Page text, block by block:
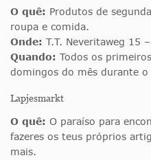
O quê: Produtos de
roupa e comida.
Onde: T.T. Neveritaweg 15
Quando: Todos os
domingos do mês durante o
Lapjesmarkt
O quê: O paraíso para
fazeres os teus próprios
mais.